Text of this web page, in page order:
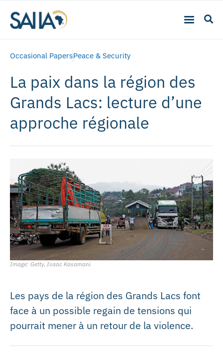
Occasional PapersPeace & Security
La paix dans la région des
Grands Lacs: lecture d’une
approche régionale
Image: Getty, Isaac Kasamani
Les pays de la région des Grands Lacs font
face à un possible regain de tensions qui
pourrait mener à un retour de la violence.